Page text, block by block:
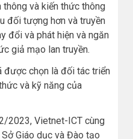
và kiến thức thông
đối tượng hơn và truyền
đổi và phát hiện và ngăn
giả mạo lan truyền.
được chọn là đối tác triển
và kỹ năng của
2023, Vietnet-ICT cùng
Giáo dục và Đào tạo